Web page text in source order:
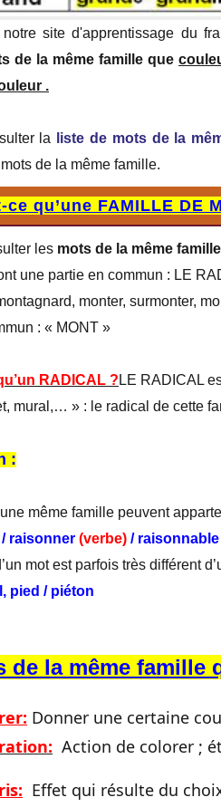
ce qu’une FAMILLE DE MOTS ?
de la même famille que "couleur
site d'apprentissage du
de la même famille que
.
la liste de mots de la
de la même famille.
ce qu’une FAMILLE DE
les mots de la même
une partie en commun : LE
monter, surmonter,
: « MONT »
RADICAL ? LE RADICAL
mural,… » : le radical de cette
:
même famille peuvent
/ raisonner (verbe) / raisonnable
mot est parfois très différent
pied / piéton
de la même famille
Donner une certaine
Action de colorer ;
Effet qui résulte du